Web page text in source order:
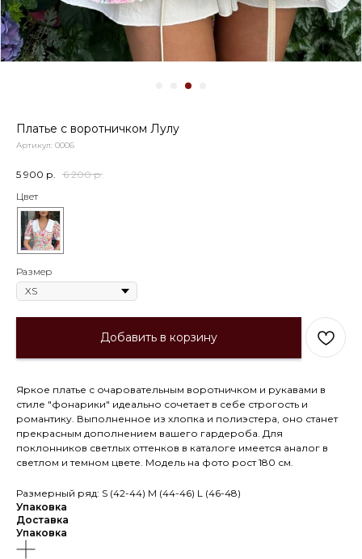
Платье с воротничком Лулу
Артикул: 0006
5 900 р. 6 200 р.
Цвет
Размер
Добавить в корзину
Яркое платье с очаровательным воротничком и рукавами в
стиле "фонарики" идеально сочетает в себе строгость и
романтику. Выполненное из хлопка и полиэстера, оно станет
прекрасным дополнением вашего гардероба. Для
поклонников светлых оттенков в каталоге имеется аналог в
светлом и темном цвете. Модель на фото рост 180 см.
Размерный ряд: S (42-44) М (44-46) L (46-48)
Упаковка
Доставка
Упаковка